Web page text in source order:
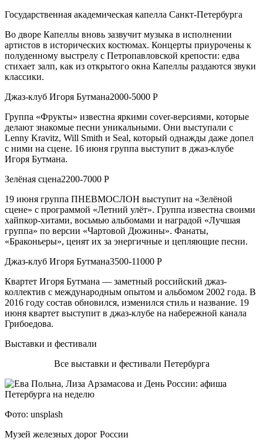
Государственная академическая капелла Санкт-Петербурга
Во дворе Капеллы вновь зазвучит музыка в исполнении
артистов в исторических костюмах. Концерты приурочены к
полуденному выстрелу с Петропавловской крепости: едва
стихает залп, как из открытого окна Капеллы раздаются звуки
классики.
Джаз-клуб Игоря Бутмана2000-5000 Р
Группа «Фрукты» известна яркими cover-версиями, которые
делают знакомые песни уникальными. Они выступали с
Lenny Kravitz, Will Smith и Seal, который однажды даже допел
с ними на сцене. 16 июня группа выступит в джаз-клубе
Игоря Бутмана.
Зелёная сцена2200-7000 Р
19 июня группа ПНЕВМОСЛОН выступит на «Зелёной
сцене» с программой «Летний улёт». Группа известна своими
хайпкор-хитами, восьмью альбомами и наградой «Лучшая
группа» по версии «Чартовой Дюжины». Фанаты,
«Браконьеры», ценят их за энергичные и цепляющие песни.
Джаз-клуб Игоря Бутмана3500-11000 Р
Квартет Игоря Бутмана — заметный российский джаз-
коллектив с международным опытом и альбомом 2002 года. В
2016 году состав обновился, изменился стиль и название. 19
июня квартет выступит в джаз-клубе на набережной канала
Грибоедова.
Выставки и фестивали
Все выставки и фестивали Петербурга
Фото: unsplash
Музей железных дорог России